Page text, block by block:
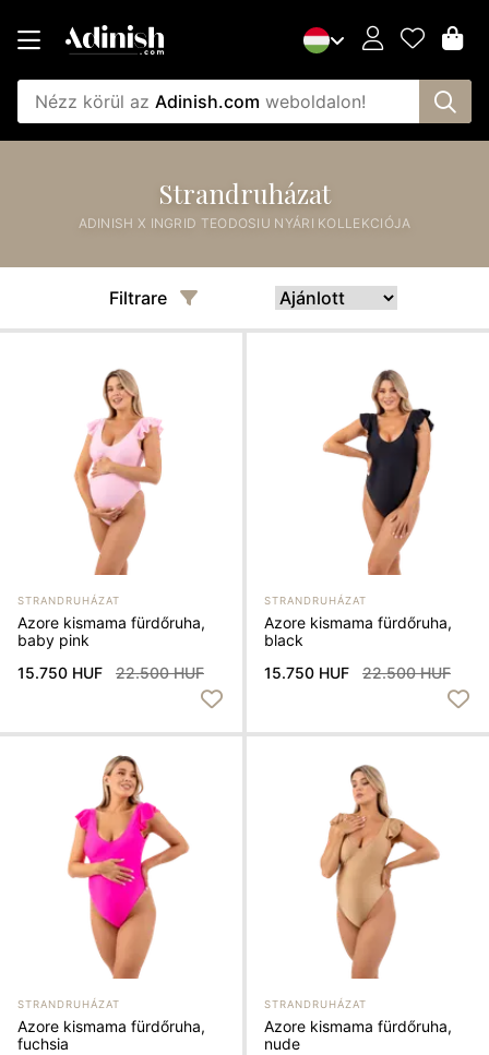
Nézz körül az Adinish.com weboldalon!
Strandruházat
ADINISH X INGRID TEODOSIU NYÁRI KOLLEKCIÓJA
Filtrare
STRANDRUHÁZAT
Azore kismama fürdőruha,
baby pink
15.750 HUF
22.500 HUF
STRANDRUHÁZAT
Azore kismama fürdőruha,
black
15.750 HUF
22.500 HUF
STRANDRUHÁZAT
Azore kismama fürdőruha,
fuchsia
STRANDRUHÁZAT
Azore kismama fürdőruha,
nude